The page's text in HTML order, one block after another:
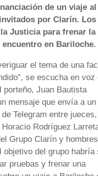
de un viaje al
por Clarín. Los
Justicia para frenar la
en Bariloche.
el tema de una
se escucha en voz
porteño, Juan Bautista
mensaje que envía a un
Telegram entre
Rodríguez
Grupo Clarín y
objetivo del grupo habría
pruebas y frenar una